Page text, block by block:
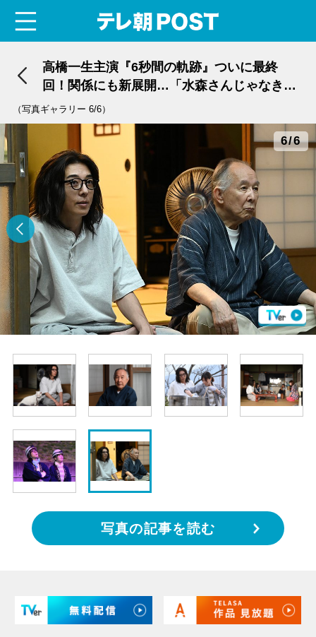
高橋一生主演『6秒間の軌跡』ついに最終
回！関係にも新展開…「水森さんじゃなきゃ
だめなんだ」
（写真ギャラリー 6/6）
6/6
写真の記事を読む